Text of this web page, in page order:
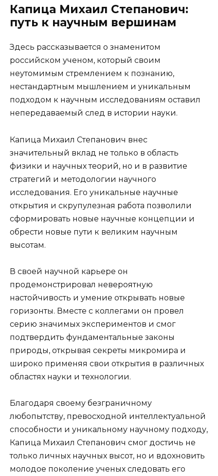
Капица Михаил Степанович:
путь к научным вершинам
Здесь рассказывается о знаменитом
российском ученом, который своим
неутомимым стремлением к познанию,
нестандартным мышлением и уникальным
подходом к научным исследованиям оставил
непередаваемый след в истории науки.
Капица Михаил Степанович внес
значительный вклад не только в область
физики и научных теорий, но и в развитие
стратегий и методологии научного
исследования. Его уникальные научные
открытия и скрупулезная работа позволили
сформировать новые научные концепции и
обрести новые пути к великим научным
высотам.
В своей научной карьере он
продемонстрировал невероятную
настойчивость и умение открывать новые
горизонты. Вместе с коллегами он провел
серию значимых экспериментов и смог
подтвердить фундаментальные законы
природы, открывая секреты микромира и
широко применяя свои открытия в различных
областях науки и технологии.
Благодаря своему безграничному
любопытству, превосходной интеллектуальной
способности и уникальному научному подходу,
Капица Михаил Степанович смог достичь не
только личных научных высот, но и вдохновить
молодое поколение ученых следовать его